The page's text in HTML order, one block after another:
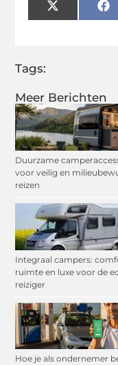
Meer Berichten
Duurzame
voor veilig en
reizen
Integraal campers:
ruimte en luxe voor de
reiziger
Hoe je als ondernemer
X
(Twitter)
Tags: